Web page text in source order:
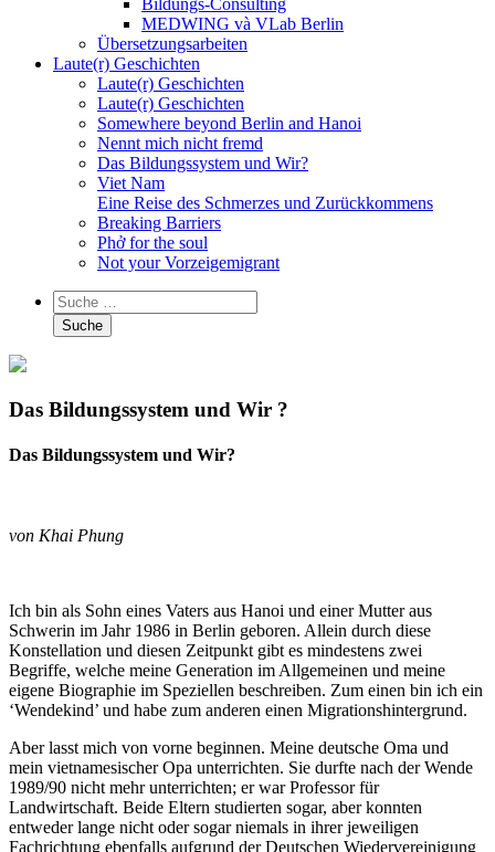
Bildungs-Consulting
MEDWING và VLab Berlin
Übersetzungsarbeiten
Laute(r) Geschichten
Laute(r) Geschichten
Laute(r) Geschichten
Somewhere beyond Berlin and Hanoi
Nennt mich nicht fremd
Das Bildungssystem und Wir?
Viet Nam
Eine Reise des Schmerzes und Zurückkommens
Breaking Barriers
Phở for the soul
Not your Vorzeigemigrant
Das Bildungssystem und Wir ?
Das Bildungssystem und Wir?
von Khai Phung
Ich bin als Sohn eines Vaters aus Hanoi und einer Mutter aus
Schwerin im Jahr 1986 in Berlin geboren. Allein durch diese
Konstellation und diesen Zeitpunkt gibt es mindestens zwei
Begriffe, welche meine Generation im Allgemeinen und meine
eigene Biographie im Speziellen beschreiben. Zum einen bin ich ein
‘Wendekind’ und habe zum anderen einen Migrationshintergrund.
Aber lasst mich von vorne beginnen. Meine deutsche Oma und
mein vietnamesischer Opa unterrichten. Sie durfte nach der Wende
1989/90 nicht mehr unterrichten; er war Professor für
Landwirtschaft. Beide Eltern studierten sogar, aber konnten
entweder lange nicht oder sogar niemals in ihrer jeweiligen
Fachrichtung ebenfalls aufgrund der Deutschen Wiedervereinigung